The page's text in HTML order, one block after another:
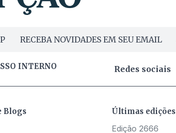
RECEBA NOVIDADES EM SEU EMAIL
INTERNO Redes sociais
Blogs Últimas edições
Edição 2666